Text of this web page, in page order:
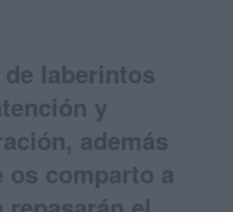
laberintos
y
además
comparto a